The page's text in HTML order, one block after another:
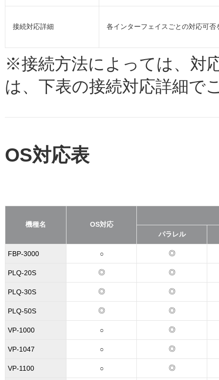
接続対応詳細 各インターフェイスごとの対応可否
※接続方法によっては、対
は、下表の接続対応詳細で
OS対応表
機種名
OS対応
パラレル
FBP-3000 ○ ◎
PLQ-20S ◎ ◎
PLQ-30S ◎ ◎
PLQ-50S ◎ ◎
VP-1000 ○ ◎
VP-1047 ○ ◎
VP-1100 ○ ◎